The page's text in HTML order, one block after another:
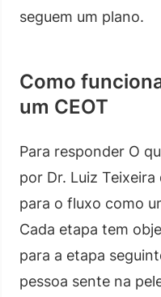
seguem um plano.
Como
um CEOT
Para responder O
por Dr. Luiz
para o fluxo como
Cada etapa tem
para a etapa
pessoa sente na